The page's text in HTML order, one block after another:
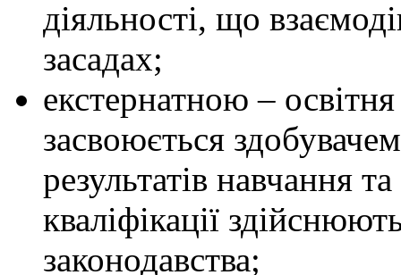
діяльності, що
засадах;
екстернатною –
засвоюється
результатів навчання
кваліфікації
законодавства;